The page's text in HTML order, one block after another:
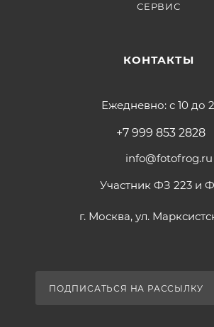
СЕРВИС
КОНТАКТЫ
Ежедневно: с 10 до
+7 999 853 2828
info@fotofrog.ru
Участник ФЗ 223 и
г. Москва, ул.
ПОДПИСАТЬСЯ НА РАССЫЛКУ